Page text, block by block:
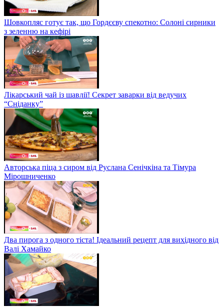
Шовкопляс готує так, що Гордєєву спекотно: Солоні сирники
з зеленню на кефірі
Лікарський чай із шавлії! Секрет заварки від ведучих
“Сніданку”
Авторська піца з сиром від Руслана Сенічкіна та Тімура
Мірошниченко
Два пирога з одного тіста! Ідеальний рецепт для вихідного від
Валі Хамайко